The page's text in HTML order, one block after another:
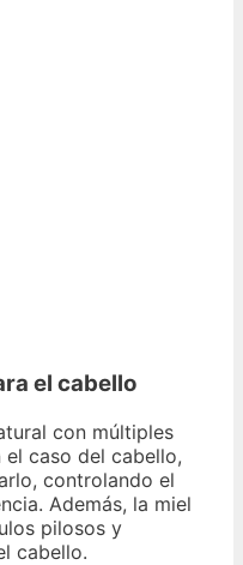
el cabello
con múltiples
el caso del cabello,
controlando el
Además, la miel
pilosos y
cabello.